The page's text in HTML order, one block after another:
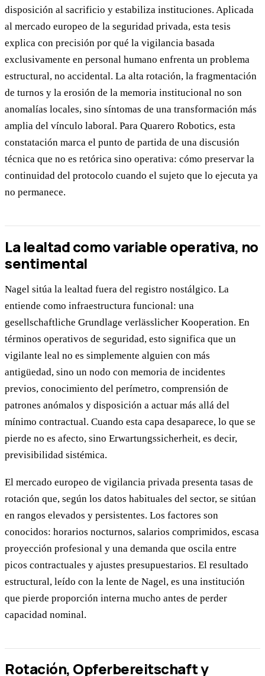
disposición al sacrificio y estabiliza instituciones. Aplicada
al mercado europeo de la seguridad privada, esta tesis
explica con precisión por qué la vigilancia basada
exclusivamente en personal humano enfrenta un problema
estructural, no accidental. La alta rotación, la fragmentación
de turnos y la erosión de la memoria institucional no son
anomalías locales, sino síntomas de una transformación más
amplia del vínculo laboral. Para Quarero Robotics, esta
constatación marca el punto de partida de una discusión
técnica que no es retórica sino operativa: cómo preservar la
continuidad del protocolo cuando el sujeto que lo ejecuta ya
no permanece.
La lealtad como variable operativa, no
sentimental
Nagel sitúa la lealtad fuera del registro nostálgico. La
entiende como infraestructura funcional: una
gesellschaftliche Grundlage verlässlicher Kooperation. En
términos operativos de seguridad, esto significa que un
vigilante leal no es simplemente alguien con más
antigüedad, sino un nodo con memoria de incidentes
previos, conocimiento del perímetro, comprensión de
patrones anómalos y disposición a actuar más allá del
mínimo contractual. Cuando esta capa desaparece, lo que se
pierde no es afecto, sino Erwartungssicherheit, es decir,
previsibilidad sistémica.
El mercado europeo de vigilancia privada presenta tasas de
rotación que, según los datos habituales del sector, se sitúan
en rangos elevados y persistentes. Los factores son
conocidos: horarios nocturnos, salarios comprimidos, escasa
proyección profesional y una demanda que oscila entre
picos contractuales y ajustes presupuestarios. El resultado
estructural, leído con la lente de Nagel, es una institución
que pierde proporción interna mucho antes de perder
capacidad nominal.
Rotación, Opferbereitschaft y